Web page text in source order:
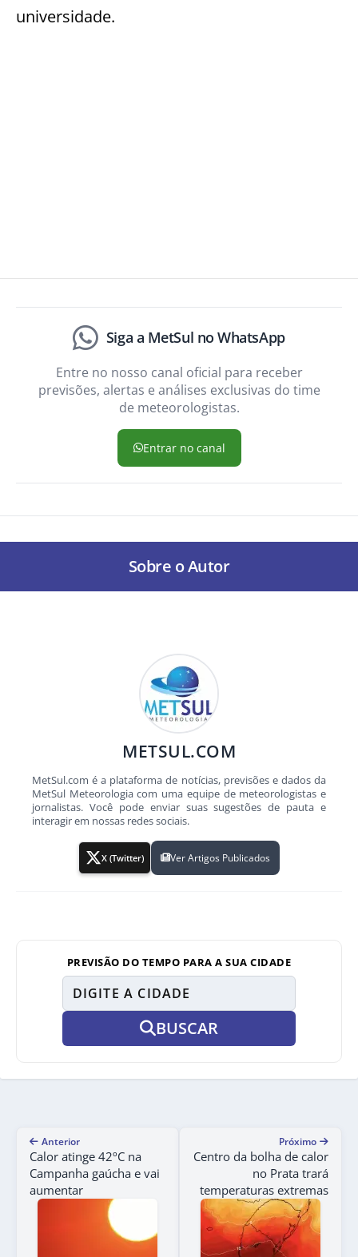
universidade.
Siga a MetSul no WhatsApp
Entre no nosso canal oficial para receber
previsões, alertas e análises exclusivas do time
de meteorologistas.
Entrar no canal
Sobre o Autor
METSUL.COM
MetSul.com é a plataforma de notícias, previsões e dados da
MetSul Meteorologia com uma equipe de meteorologistas e
jornalistas. Você pode enviar suas sugestões de pauta e
interagir em nossas redes sociais.
X (Twitter) Ver Artigos Publicados
PREVISÃO DO TEMPO PARA A SUA CIDADE
BUSCAR
Anterior
Calor atinge 42ºC na
Campanha gaúcha e vai
aumentar
Próximo
Centro da bolha de calor
no Prata trará
temperaturas extremas